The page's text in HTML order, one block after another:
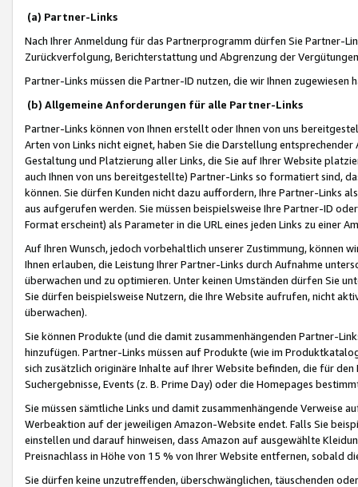
(a) Partner-Links
Nach Ihrer Anmeldung für das Partnerprogramm dürfen Sie Partner-
Zurückverfolgung, Berichterstattung und Abgrenzung der
Partner-Links müssen die Partner-ID nutzen, die wir Ihnen zugewiesen
(b) Allgemeine Anforderungen für alle Partner-Links
Partner-Links können von Ihnen erstellt oder Ihnen von uns
Arten von Links nicht eignet, haben Sie die Darstellung
Gestaltung und Platzierung aller Links, die Sie auf Ihrer Website
auch Ihnen von uns bereitgestellte) Partner-Links so formatiert sind,
können. Sie dürfen Kunden nicht dazu auffordern, Ihre Partner-Links
aus aufgerufen werden. Sie müssen beispielsweise Ihre Partner-ID
Format erscheint) als Parameter in die URL eines jeden Links zu einer
Auf Ihren Wunsch, jedoch vorbehaltlich unserer Zustimmung, können
Ihnen erlauben, die Leistung Ihrer Partner-Links durch Aufnahme
überwachen und zu optimieren. Unter keinen Umständen dürfen Sie
Sie dürfen beispielsweise Nutzern, die Ihre Website aufrufen, nicht
überwachen).
Sie können Produkte (und die damit zusammenhängenden Partner-
hinzufügen. Partner-Links müssen auf Produkte (wie im
sich zusätzlich originäre Inhalte auf Ihrer Website befinden, die für
Suchergebnisse, Events (z. B. Prime Day) oder die Homepages
Sie müssen sämtliche Links und damit zusammenhängende
Werbeaktion auf der jeweiligen Amazon-Website endet. Falls Sie
einstellen und darauf hinweisen, dass Amazon auf ausgewählte
Preisnachlass in Höhe von 15 % von Ihrer Website entfernen, sobald
Sie dürfen keine unzutreffenden, überschwänglichen, täuschenden